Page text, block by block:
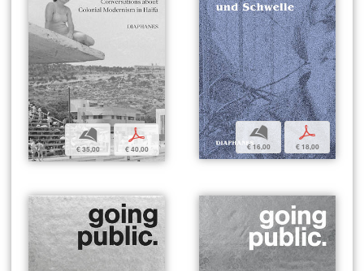
b
€ 35,00
p
€ 40,00
b
€ 16,00
p
€ 18,00